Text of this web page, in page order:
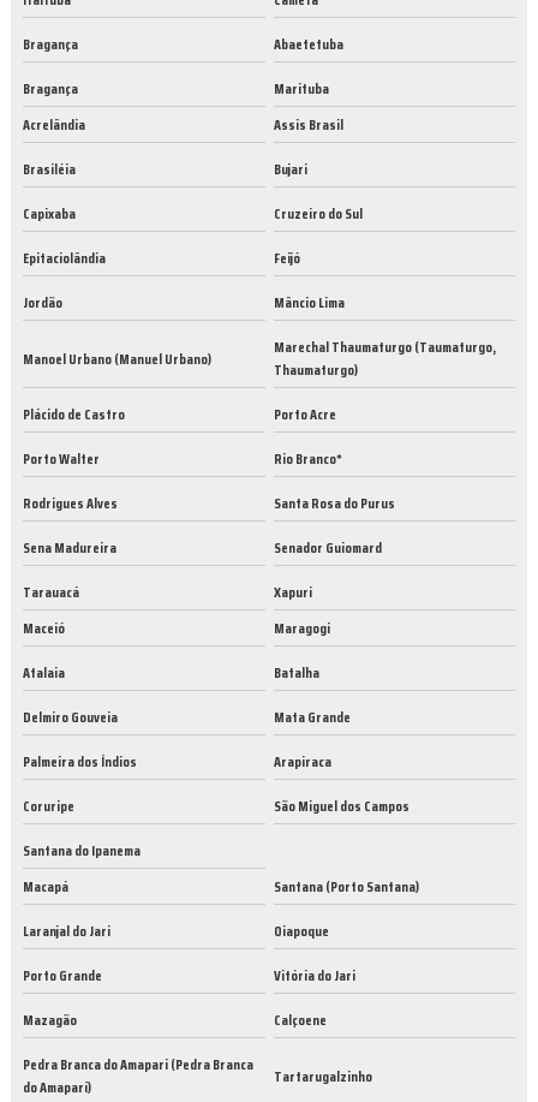
Bragança
Abaetetuba
Bragança
Marituba
Acrelândia
Assis Brasil
Brasiléia
Bujari
Capixaba
Cruzeiro do Sul
Epitaciolândia
Feijó
Jordão
Mâncio Lima
Manoel Urbano (Manuel Urbano)
Marechal Thaumaturgo (Taumaturgo,
Thaumaturgo)
Plácido de Castro
Porto Acre
Porto Walter
Rio Branco*
Rodrigues Alves
Santa Rosa do Purus
Sena Madureira
Senador Guiomard
Tarauacá
Xapuri
Maceió
Maragogi
Atalaia
Batalha
Delmiro Gouveia
Mata Grande
Palmeira dos Índios
Arapiraca
Coruripe
São Miguel dos Campos
Santana do Ipanema
Macapá
Santana (Porto Santana)
Laranjal do Jari
Oiapoque
Porto Grande
Vitória do Jari
Mazagão
Calçoene
Pedra Branca do Amapari (Pedra Branca
do Amaparí)
Tartarugalzinho